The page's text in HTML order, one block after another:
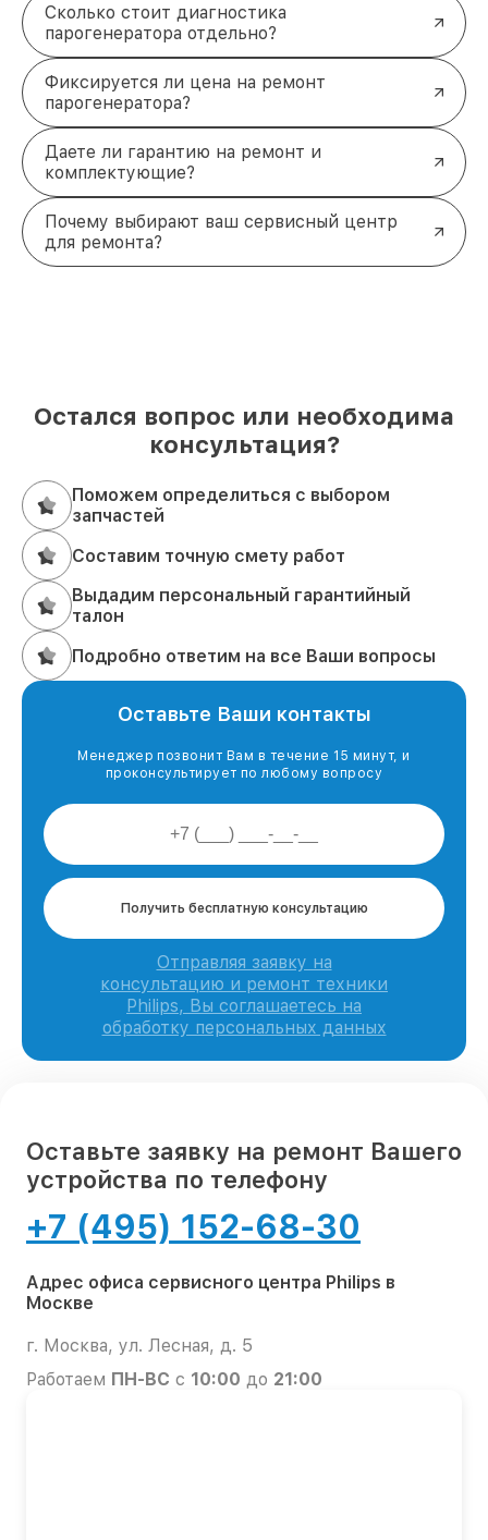
Сколько стоит диагностика
парогенератора отдельно?
Фиксируется ли цена на ремонт
парогенератора?
Даете ли гарантию на ремонт и
комплектующие?
Почему выбирают ваш сервисный центр
для ремонта?
Остался вопрос или необходима
консультация?
Поможем определиться с выбором
запчастей
Составим точную смету работ
Выдадим персональный гарантийный
талон
Подробно ответим на все Ваши вопросы
Оставьте Ваши контакты
Менеджер позвонит Вам в течение 15 минут, и
проконсультирует по любому вопросу
Получить бесплатную консультацию
Отправляя заявку на
консультацию и ремонт техники
Philips, Вы соглашаетесь на
обработку персональных данных
Оставьте заявку на ремонт Вашего
устройства по телефону
+7 (495) 152-68-30
Адрес офиса сервисного центра Philips в
Москве
г. Москва, ул. Лесная, д. 5
Работаем ПН-ВС с 10:00 до 21:00